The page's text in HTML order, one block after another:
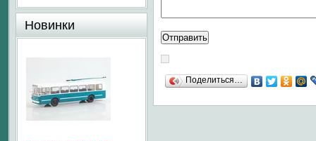
Поделиться…
Новинки